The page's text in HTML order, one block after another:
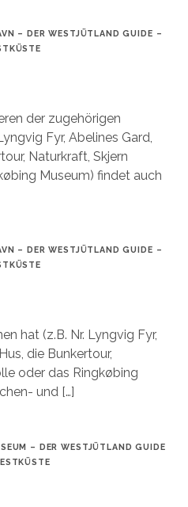
– DER WESTJÜTLAND GUIDE –
der zugehörigen
Fyr, Abelines Gard,
Naturkraft, Skjern
Museum) findet auch
– DER WESTJÜTLAND GUIDE –
hat (z.B. Nr. Lyngvig Fyr,
die Bunkertour,
oder das Ringkøbing
und […]
– DER WESTJÜTLAND GUIDE